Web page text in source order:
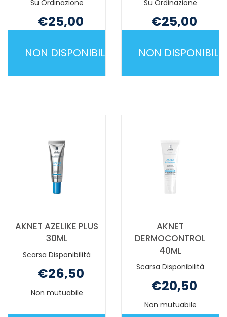
Su Ordinazione
€25,00
NON DISPONIBILE
È
DISPONIBILE
Su Ordinazione
€25,00
NON DISPONIBILE
È
DISPONIBILE
AKNET AZELIKE PLUS
30ML
Scarsa Disponibilità
€26,50
Non mutuabile
AKNET
DERMOCONTROL
40ML
Scarsa Disponibilità
€20,50
Non mutuabile